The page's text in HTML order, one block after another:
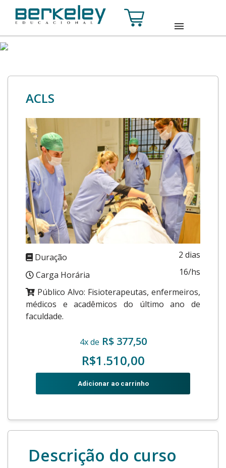
SOBRE
CURSOS
TURMAS
CONTATO
ACESSE SUA CONTA
INSCREVA-SE
ACLS
Duração
2 dias
Carga Horária
16/hs
Público Alvo: Fisioterapeutas, enfermeiros,
médicos e acadêmicos do último ano de
faculdade.
4x de R$ 377,50
R$1.510,00
Adicionar ao carrinho
Descrição do curso